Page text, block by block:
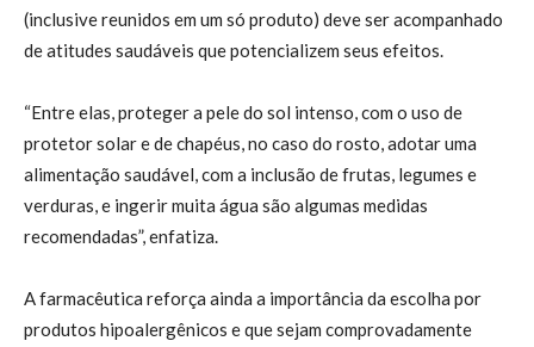
(inclusive reunidos em um só produto) deve ser acompanhado
de atitudes saudáveis que potencializem seus efeitos.
“Entre elas, proteger a pele do sol intenso, com o uso de
protetor solar e de chapéus, no caso do rosto, adotar uma
alimentação saudável, com a inclusão de frutas, legumes e
verduras, e ingerir muita água são algumas medidas
recomendadas”, enfatiza.
A farmacêutica reforça ainda a importância da escolha por
produtos hipoalergênicos e que sejam comprovadamente